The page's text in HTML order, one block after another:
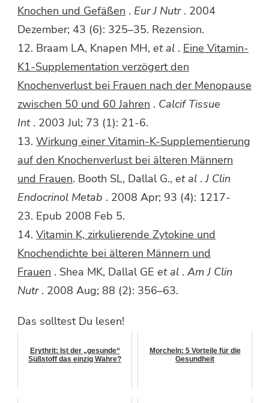
Knochen und Gefäßen . Eur J Nutr. 2004
Dezember; 43 (6): 325–35. Rezension.
12. Braam LA, Knapen MH, et al . Eine Vitamin-
K1-Supplementation verzögert den
Knochenverlust bei Frauen nach der Menopause
zwischen 50 und 60 Jahren . Calcif Tissue
Int. 2003 Jul; 73 (1): 21-6.
13. Wirkung einer Vitamin-K-Supplementierung
auf den Knochenverlust bei älteren Männern
und Frauen. Booth SL, Dallal G., et al .J Clin
Endocrinol Metab . 2008 Apr; 93 (4): 1217-
23. Epub 2008 Feb 5.
14. Vitamin K, zirkulierende Zytokine und
Knochendichte bei älteren Männern und
Frauen . Shea MK, Dallal GE et al . Am J Clin
Nutr. 2008 Aug; 88 (2): 356–63.
Das solltest Du lesen!
Erythrit: Ist der „gesunde“
Süßstoff das einzig Wahre?
Morcheln: 5 Vorteile für die
Gesundheit